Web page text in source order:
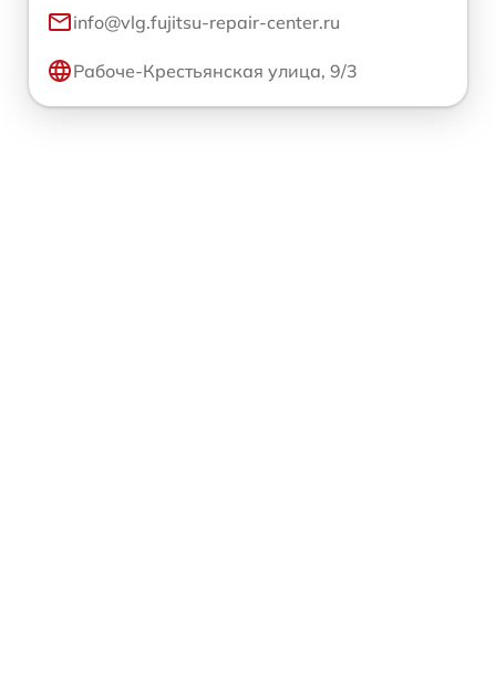
info@vlg.fujitsu-repair-center.ru
Рабоче-Крестьянская улица, 9/3